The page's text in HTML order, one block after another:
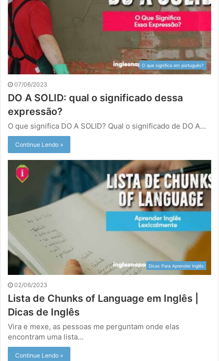
O que significa em português?
07/06/2023
DO A SOLID: qual o significado dessa
expressão?
O que significa DO A SOLID? Qual o significado de DO A…
Continue Lendo »
Dicas Para Aprender Inglês
02/06/2023
Lista de Chunks of Language em Inglês |
Dicas de Inglês
Vira e mexe, as pessoas me perguntam onde elas
encontram uma lista…
Continue Lendo »